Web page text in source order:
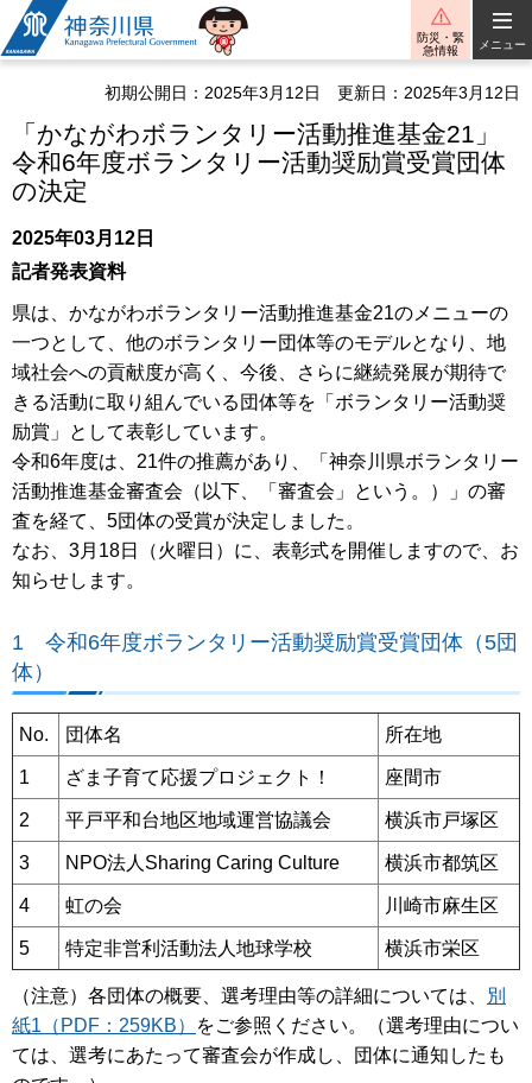
神奈川県
防災・緊
急情報
メニュー
初期公開日：2025年3月12日 更新日：2025年3月12日
「かながわボランタリー活動推進基金21」
令和6年度ボランタリー活動奨励賞受賞団体
の決定
2025年03月12日
記者発表資料
県は、かながわボランタリー活動推進基金21のメニューの
一つとして、他のボランタリー団体等のモデルとなり、地
域社会への貢献度が高く、今後、さらに継続発展が期待で
きる活動に取り組んでいる団体等を「ボランタリー活動奨
励賞」として表彰しています。
令和6年度は、21件の推薦があり、「神奈川県ボランタリー
活動推進基金審査会（以下、「審査会」という。）」の審
査を経て、5団体の受賞が決定しました。
なお、3月18日（火曜日）に、表彰式を開催しますので、お
知らせします。
1 令和6年度ボランタリー活動奨励賞受賞団体（5団
体）
No. 団体名 所在地
1 ざま子育て応援プロジェクト！ 座間市
2 平戸平和台地区地域運営協議会 横浜市戸塚区
3 NPO法人Sharing Caring Culture 横浜市都筑区
4 虹の会 川崎市麻生区
5 特定非営利活動法人地球学校 横浜市栄区
（注意）各団体の概要、選考理由等の詳細については、
別
紙1（PDF：259KB）
をご参照ください。（選考理由につい
ては、選考にあたって審査会が作成し、団体に通知したも